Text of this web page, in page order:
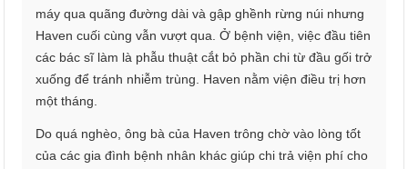
máy qua quãng đường dài và gập ghềnh rừng núi nhưng
Haven cuối cùng vẫn vượt qua. Ở bệnh viện, việc đầu tiên
các bác sĩ làm là phẫu thuật cắt bỏ phần chi từ đầu gối trở
xuống để tránh nhiễm trùng. Haven nằm viện điều trị hơn
một tháng.
Do quá nghèo, ông bà của Haven trông chờ vào lòng tốt
của các gia đình bệnh nhân khác giúp chi trả viện phí cho